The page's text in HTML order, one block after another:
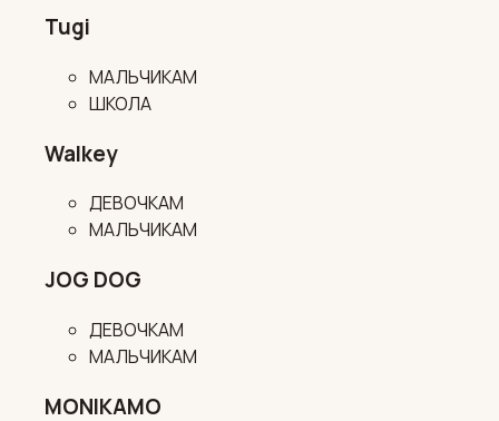
Tugi
МАЛЬЧИКАМ
ШКОЛА
Walkey
ДЕВОЧКАМ
МАЛЬЧИКАМ
JOG DOG
ДЕВОЧКАМ
МАЛЬЧИКАМ
MONIKAMO